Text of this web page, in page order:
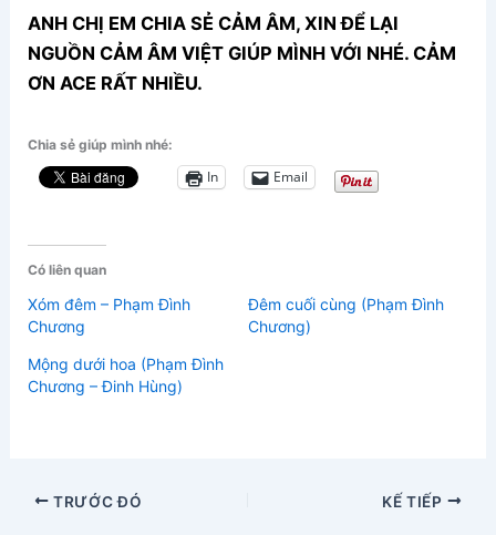
ANH CHỊ EM CHIA SẺ CẢM ÂM, XIN ĐỂ LẠI
NGUỒN CẢM ÂM VIỆT GIÚP MÌNH VỚI NHÉ. CẢM
ƠN ACE RẤT NHIỀU.
Chia sẻ giúp mình nhé:
In Email
Có liên quan
Xóm đêm – Phạm Đình
Chương
Đêm cuối cùng (Phạm Đình
Chương)
Mộng dưới hoa (Phạm Đình
Chương – Đinh Hùng)
TRƯỚC ĐÓ KẾ TIẾP